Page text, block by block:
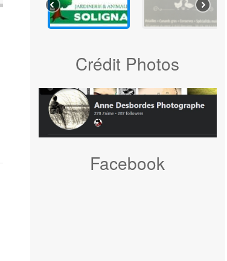
Crédit Photos
Facebook